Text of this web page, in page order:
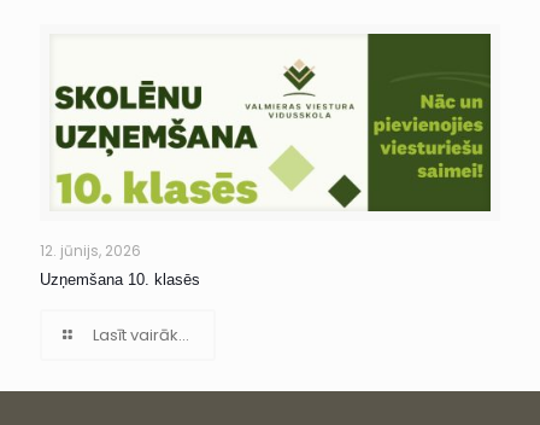
12. jūnijs, 2026
Uzņemšana 10. klasēs
Lasīt vairāk...